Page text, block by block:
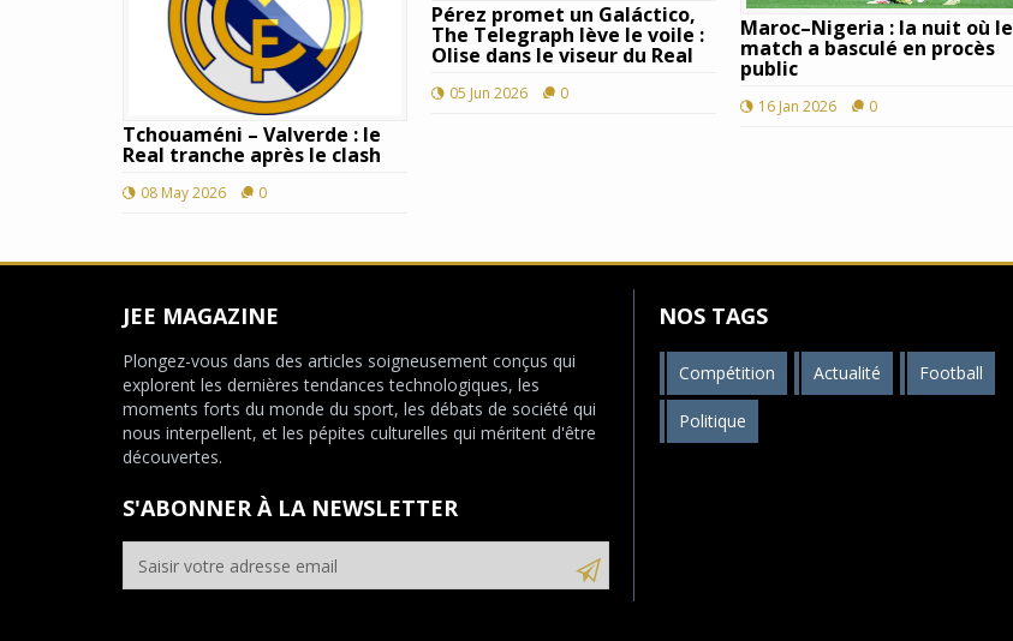
Tchouaméni – Valverde : le
Real tranche après le clash
08 May 2026 0
Pérez promet un Galáctico,
The Telegraph lève le voile :
Olise dans le viseur du Real
05 Jun 2026 0
Maroc–Nigeria : la nuit où le
match a basculé en procès
public
16 Jan 2026 0
JEE MAGAZINE
Plongez-vous dans des articles soigneusement conçus qui
explorent les dernières tendances technologiques, les
moments forts du monde du sport, les débats de société qui
nous interpellent, et les pépites culturelles qui méritent d'être
découvertes.
S'ABONNER À LA NEWSLETTER
NOS TAGS
Compétition Actualité Football
Politique